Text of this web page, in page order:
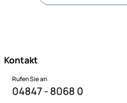
Kontakt
Rufen Sie an
04847 - 8068 0